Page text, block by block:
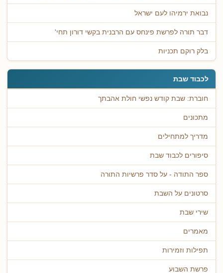
נבואת ירמיהו לעם ישראל
דבר תורה לפרשת פינחס עם הרבנית בקשי דורון תחי'
בלק רוקם תכניות
לכבוד שבת
חוברת: שבת קודש נפשי חולת אהבתך
מתכונים
מדריך למתחילים
סיפורים לכבוד שבת
ספר התודה - על סדר פרשיות התורה
סרטונים על השבת
שירי שבת
מאמרים
תפילות וזמירות
פרשת השבוע